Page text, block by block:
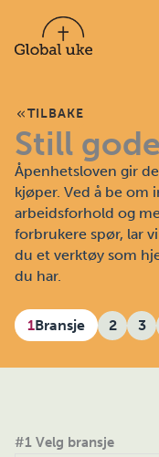
TILBAKE
Still
Åpenhetsloven gir
kjøper. Ved å be om
arbeidsforhold og
forbrukere spør, lar
du et verktøy som
du har.
1Bransje 2 3
#1 Velg bransje